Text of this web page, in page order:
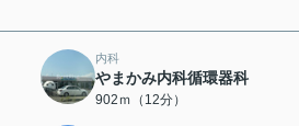
内科
やまかみ内科循環器科
902ｍ（12分）